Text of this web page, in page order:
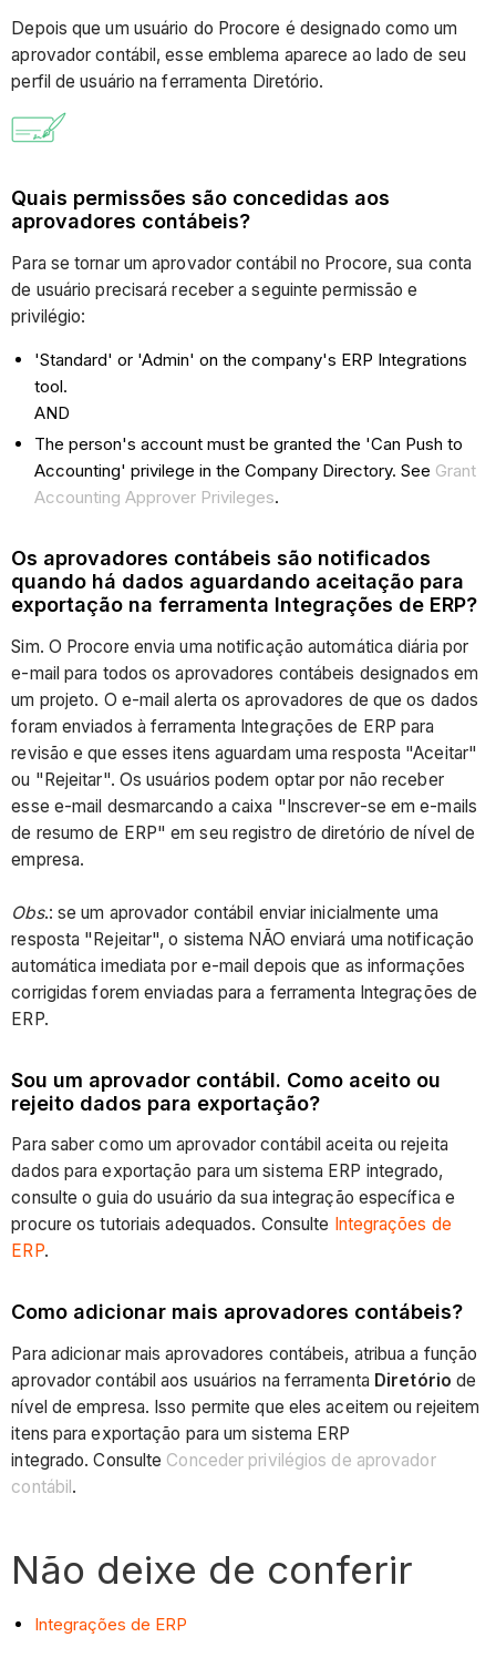
Depois que um usuário do Procore é designado como um
aprovador contábil, esse emblema aparece ao lado de seu
perfil de usuário na ferramenta Diretório.
Quais permissões são concedidas aos
aprovadores contábeis?
Para se tornar um aprovador contábil no Procore, sua conta
de usuário precisará receber a seguinte permissão e
privilégio:
'Standard' or 'Admin' on the company's ERP Integrations
tool.
AND
The person's account must be granted the 'Can Push to
Accounting' privilege in the Company Directory. See Grant
Accounting Approver Privileges.
Os aprovadores contábeis são notificados
quando há dados aguardando aceitação para
exportação na ferramenta Integrações de ERP?
Sim. O Procore envia uma notificação automática diária por
e-mail para todos os aprovadores contábeis designados em
um projeto. O e-mail alerta os aprovadores de que os dados
foram enviados à ferramenta Integrações de ERP para
revisão e que esses itens aguardam uma resposta "Aceitar"
ou "Rejeitar". Os usuários podem optar por não receber
esse e-mail desmarcando a caixa "Inscrever-se em e-mails
de resumo de ERP" em seu registro de diretório de nível de
empresa.
Obs.: se um aprovador contábil enviar inicialmente uma
resposta "Rejeitar", o sistema NÃO enviará uma notificação
automática imediata por e-mail depois que as informações
corrigidas forem enviadas para a ferramenta Integrações de
ERP.
Sou um aprovador contábil. Como aceito ou
rejeito dados para exportação?
Para saber como um aprovador contábil aceita ou rejeita
dados para exportação para um sistema ERP integrado,
consulte o guia do usuário da sua integração específica e
procure os tutoriais adequados. Consulte Integrações de
ERP.
Como adicionar mais aprovadores contábeis?
Para adicionar mais aprovadores contábeis, atribua a função
aprovador contábil aos usuários na ferramenta Diretório de
nível de empresa. Isso permite que eles aceitem ou rejeitem
itens para exportação para um sistema ERP
integrado. Consulte Conceder privilégios de aprovador
contábil.
Não deixe de conferir
Integrações de ERP